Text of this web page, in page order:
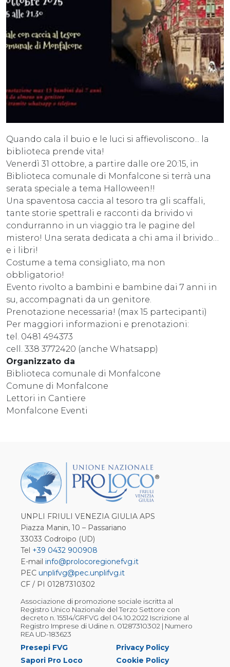
Quando cala il buio e le luci si affievoliscono... la
biblioteca prende vita!
Venerdì 31 ottobre, a partire dalle ore 20:15, in
Biblioteca comunale di Monfalcone si terrà una
serata speciale a tema Halloween!!
Una spaventosa caccia al tesoro tra gli scaffali,
tante storie spettrali e racconti da brivido vi
condurranno in un viaggio tra le pagine del
mistero! Una serata dedicata a chi ama il brivido…
e i libri!
Costume a tema consigliato, ma non
obbligatorio!
Evento rivolto a bambini e bambine dai 7 anni in
su, accompagnati da un genitore.
Prenotazione necessaria! (max 15 partecipanti)
Per maggiori informazioni e prenotazioni:
tel. 0481 494373
cell. 338 3772420 (anche Whatsapp)
Organizzato da
Biblioteca comunale di Monfalcone
Comune di Monfalcone
Lettori in Cantiere
Monfalcone Eventi
UNPLI FRIULI VENEZIA GIULIA APS
Piazza Manin, 10 – Passariano
33033 Codroipo (UD)
Tel +39 0432 900908
E-mail info@prolocoregionefvg.it
PEC unplifvg@pec.unplifvg.it
CF / PI 01287310302
Associazione di promozione sociale iscritta al
Registro Unico Nazionale del Terzo Settore con
decreto n. 15514/GRFVG del 04.10.2022 Iscrizione al
Registro Imprese di Udine n. 01287310302 | Numero
REA UD-183623
Presepi FVG
Sapori Pro Loco
Privacy Policy
Cookie Policy